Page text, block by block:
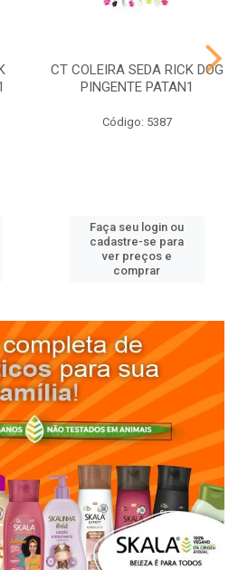
CT COLEIRA SEDA RICK DOG
PINGENTE PATAN1
Código: 5387
Faça seu login ou
cadastre-se para
ver preços e
comprar